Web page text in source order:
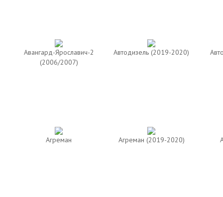
Авангард-Ярославич-2
(2006/2007)
Автодизель (2019-2020)
Агреман Агреман (2019-2020)